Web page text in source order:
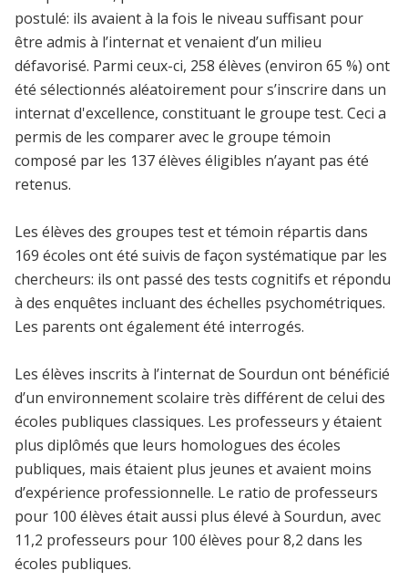
postulé: ils avaient à la fois le niveau suffisant pour
être admis à l’internat et venaient d’un milieu
défavorisé. Parmi ceux-ci, 258 élèves (environ 65 %) ont
été sélectionnés aléatoirement pour s’inscrire dans un
internat d'excellence, constituant le groupe test. Ceci a
permis de les comparer avec le groupe témoin
composé par les 137 élèves éligibles n’ayant pas été
retenus.
Les élèves des groupes test et témoin répartis dans
169 écoles ont été suivis de façon systématique par les
chercheurs: ils ont passé des tests cognitifs et répondu
à des enquêtes incluant des échelles psychométriques.
Les parents ont également été interrogés.
Les élèves inscrits à l’internat de Sourdun ont bénéficié
d’un environnement scolaire très différent de celui des
écoles publiques classiques. Les professeurs y étaient
plus diplômés que leurs homologues des écoles
publiques, mais étaient plus jeunes et avaient moins
d’expérience professionnelle. Le ratio de professeurs
pour 100 élèves était aussi plus élevé à Sourdun, avec
11,2 professeurs pour 100 élèves pour 8,2 dans les
écoles publiques.